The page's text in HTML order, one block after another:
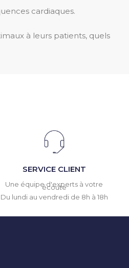
cardiaques.
à leurs patients, quels
SERVICE CLIENT
Une équipe d'experts à votre
écoute
Du lundi au vendredi de 8h à 18h